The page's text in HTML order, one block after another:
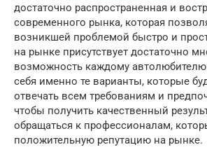
достаточно распространенная и
современного рынка, которая
возникшей проблемой быстро и
на рынке присутствует достаточно
возможность каждому автолюбителю
себя именно те варианты, которые
отвечать всем требованиям и
чтобы получить качественный
обращаться к профессионалам,
положительную репутацию на рынке.